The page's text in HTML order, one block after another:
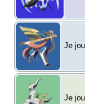
Je
Je